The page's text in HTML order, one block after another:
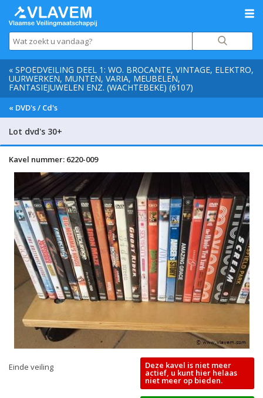
« SPOEDVEILING DEEL 1: WO. BROCANTE, VINTAGE, ELEKTRO,
UURWERKEN, MUNTEN, VARIA, MEUBELEN,
FANTASIEJUWELEN ENZ. (WACHTEBEKE) (6107)
« DVD's / Cd's
Lot dvd's 30+
Kavel nummer: 6220-009
Einde veiling Deze kavel is niet meer
actief, u kunt hier helaas
niet meer op bieden.